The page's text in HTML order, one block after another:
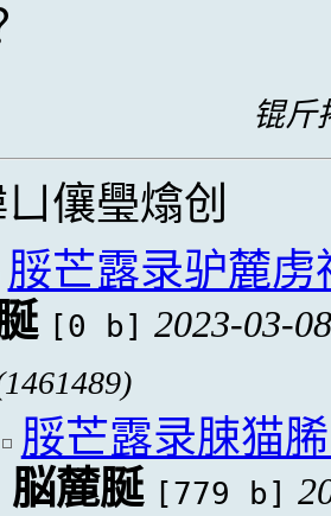
锟斤
儴璺熻创
脮芒露录驴麓虏
[0 b] 2023-03-
脮芒露录脨猫
脳麓脠 [779 b]